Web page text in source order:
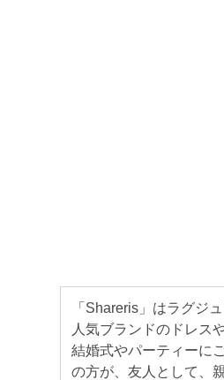
「Shareris」はラグジ
人気ブランドのドレス
結婚式やパーティーに
の方が、友人として、